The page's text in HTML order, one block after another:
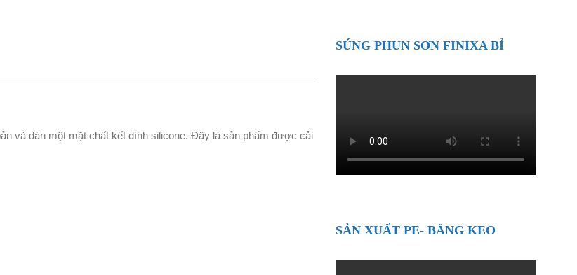
và dán một mặt chất kết dính silicone. Đây là sản phẩm được cải
SÚNG PHUN SƠN FINIXA BỈ
SẢN XUẤT PE- BĂNG KEO